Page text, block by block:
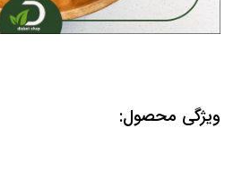
ویژگی محصول: